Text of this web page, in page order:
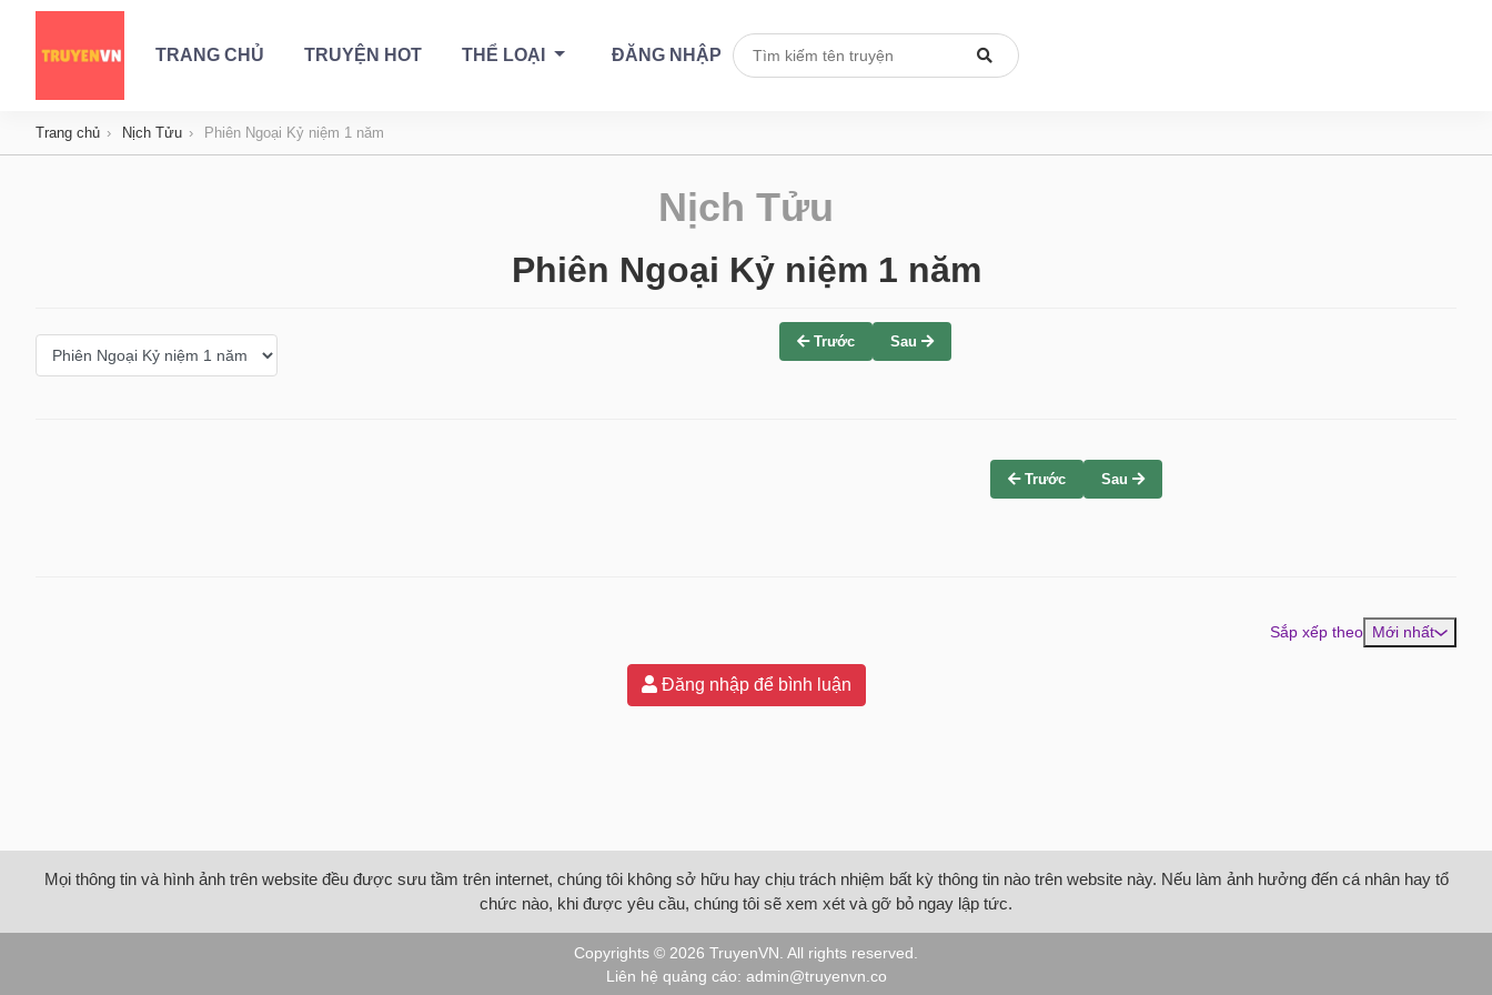
TRANG CHỦ TRUYỆN HOT THỂ LOẠI ĐĂNG NHẬP
Trang chủ Nịch Tửu Phiên Ngoại Kỷ niệm 1 năm
Nịch Tửu
Phiên Ngoại Kỷ niệm 1 năm
Trước Sau
Trước Sau
Sắp xếp theo Mới nhất
Đăng nhập để bình luận
Mọi thông tin và hình ảnh trên website đều được sưu tầm trên internet, chúng tôi không sở hữu hay chịu trách nhiệm bất kỳ thông tin nào trên website này. Nếu làm ảnh hưởng đến cá nhân hay tổ
chức nào, khi được yêu cầu, chúng tôi sẽ xem xét và gỡ bỏ ngay lập tức.
Copyrights © 2026 TruyenVN . All rights reserved.
Liên hệ quảng cáo: admin@truyenvn.co